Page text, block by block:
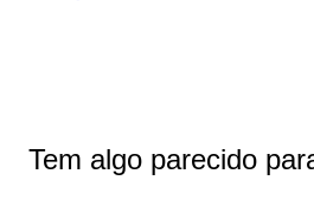
Tem algo parecido